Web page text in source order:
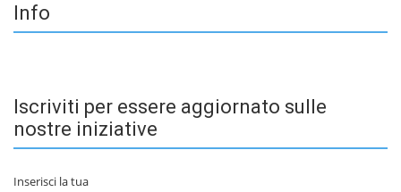
Info
Iscriviti per essere aggiornato sulle
nostre iniziative
Inserisci la tua